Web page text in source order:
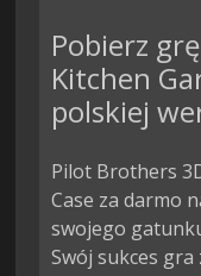
Pobierz
Kitchen
polskiej
Pilot Brothers
Case za darmo
swojego
Swój sukces gra